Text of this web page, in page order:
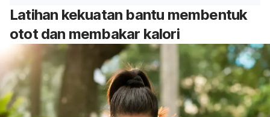
Latihan kekuatan bantu membentuk
otot dan membakar kalori